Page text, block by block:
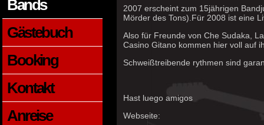
Bands
Gästebuch
Booking
Kontakt
Anreise
2007 erscheint zum 15jährigen
Mörder des Tons).Für 2008 ist eine
Also für Freunde von Che Sudaka,
Casino Gitano kommen hier voll auf
Schweißtreibende rythmen sind
Hast luego amigos
Webseite: